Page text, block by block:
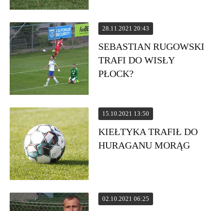
28.11.2021 20:43
SEBASTIAN RUGOWSKI
TRAFI DO WISŁY
PŁOCK?
15.10.2021 13:50
KIEŁTYKA TRAFIŁ DO
HURAGANU MORĄG
02.10.2021 06:25